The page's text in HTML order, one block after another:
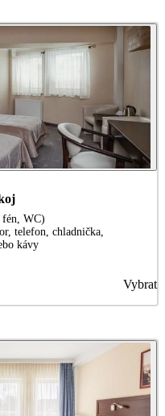
fén, WC)
telefon, chladnička,
kávy
Vybrat